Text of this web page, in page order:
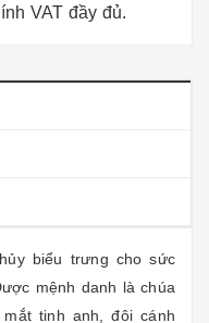
VAT đầy đủ.
biểu trưng cho sức
mệnh danh là chúa
tinh anh, đôi cánh